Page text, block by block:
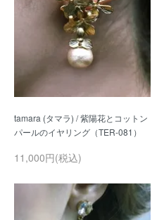
tamara (タマラ) / 紫陽花とコットン
11,000円(税込)